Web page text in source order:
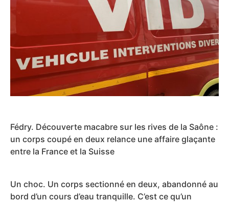
Fédry. Découverte macabre sur les rives de la Saône :
un corps coupé en deux relance une affaire glaçante
entre la France et la Suisse
Un choc. Un corps sectionné en deux, abandonné au
bord d’un cours d’eau tranquille. C’est ce qu’un